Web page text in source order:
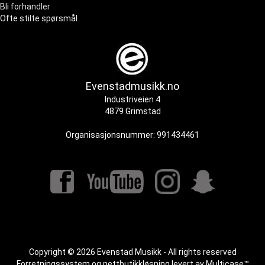
Bli forhandler
Ofte stilte spørsmål
Evenstadmusikk.no
Industriveien 4
4879 Grimstad
Organisasjonsnummer: 991434461
Copyright © 2026 Evenstad Musikk - All rights reserved